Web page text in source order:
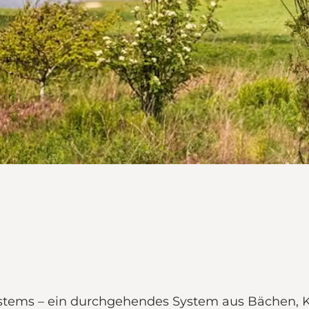
– ein durchgehendes System aus